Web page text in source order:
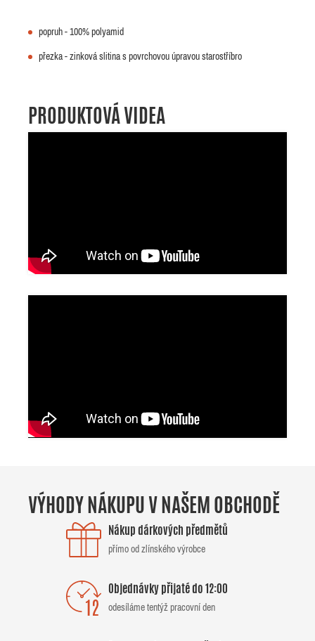
popruh - 100% polyamid
přezka - zinková slitina s povrchovou úpravou starostříbro
PRODUKTOVÁ VIDEA
VÝHODY NÁKUPU V NAŠEM OBCHODĚ
Nákup dárkových předmětů
přímo od zlínského výrobce
Objednávky přijaté do 12:00
odesíláme tentýž pracovní den